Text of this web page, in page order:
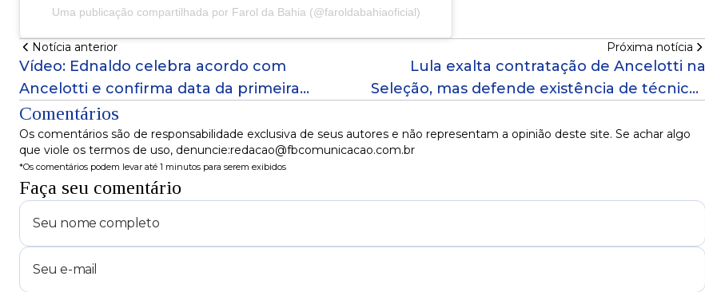
Uma publicação compartilhada por Farol da Bahia (@faroldabahiaoficial)
Notícia anterior
Vídeo: Ednaldo celebra acordo com
Ancelotti e confirma data da primeira
convocação do novo treinador
Próxima notícia
Lula exalta contratação de Ancelotti na
Seleção, mas defende existência de técnicos
Comentários
Os comentários são de responsabilidade exclusiva de seus autores e não representam a opinião deste site. Se achar algo
que viole os termos de uso, denuncie:redacao@fbcomunicacao.com.br
*Os comentários podem levar até 1 minutos para serem exibidos
Faça seu comentário